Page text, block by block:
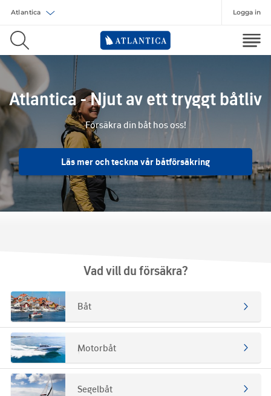
Välj försäkring
Logga in
Atlantica - Njut av ett tryggt båtliv
Försäkra din båt hos oss!
Läs mer och teckna vår båtförsäkring
Vad vill du försäkra?
Båt
Motorbåt
Segelbåt